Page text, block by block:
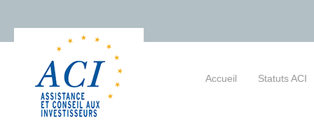
Accueil Statuts ACI